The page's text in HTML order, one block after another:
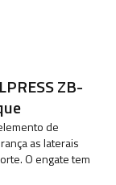
ZB-
de
as laterais
O engate tem